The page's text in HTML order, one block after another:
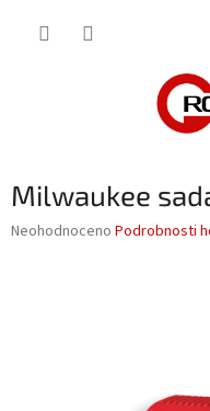
Milwaukee
Průměrné
Neohodnoceno Podrobnosti